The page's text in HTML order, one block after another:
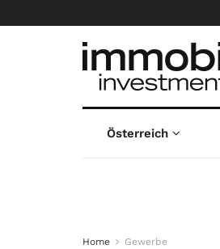
Österreich
Home Gewerbe